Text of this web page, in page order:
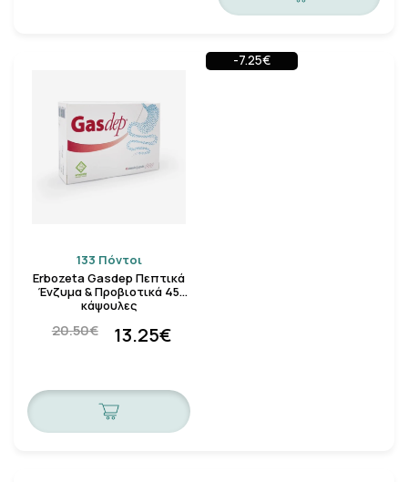
-7.25€
133 Πόντοι
Erbozeta Gasdep Πεπτικά
Ένζυμα & Προβιοτικά 45
κάψουλες
20.50€ 13.25€